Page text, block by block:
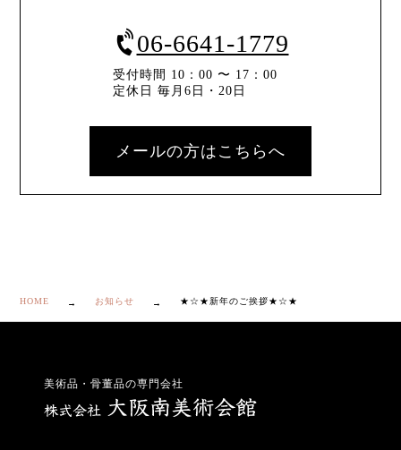
06-6641-1779
受付時間 10：00 〜 17：00
定休日 毎月6日・20日
メールの方はこちらへ
HOME お知らせ ★☆★新年のご挨拶★☆★
美術品・骨董品の専門会社